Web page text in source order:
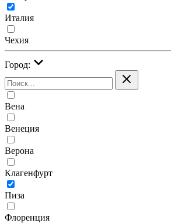
Италия
Чехия
Город:
Вена
Венеция
Верона
Клагенфурт
Пиза
Флоренция